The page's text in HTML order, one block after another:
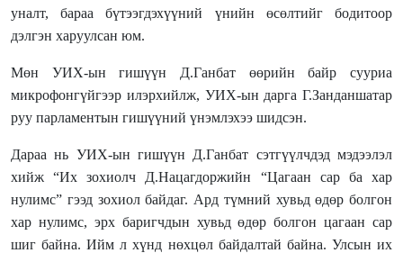
уналт, бараа бүтээгдэхүүний үнийн өсөлтийг бодитоор
дэлгэн харуулсан юм.
Мөн УИХ-ын гишүүн Д.Ганбат өөрийн байр сууриа
микрофонгүйгээр илэрхийлж, УИХ-ын дарга Г.Занданшатар
руу парламентын гишүүний үнэмлэхээ шидсэн.
Дараа нь УИХ-ын гишүүн Д.Ганбат сэтгүүлчдэд мэдээлэл
хийж “Их зохиолч Д.Нацагдоржийн “Цагаан сар ба хар
нулимс” гээд зохиол байдаг. Ард түмний хувьд өдөр болгон
хар нулимс, эрх баригчдын хувьд өдөр болгон цагаан сар
шиг байна. Ийм л хүнд нөхцөл байдалтай байна. Улсын их